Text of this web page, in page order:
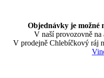
Objednávky je možné
V naší provozovně na
V prodejně Chlebíčkový ráj